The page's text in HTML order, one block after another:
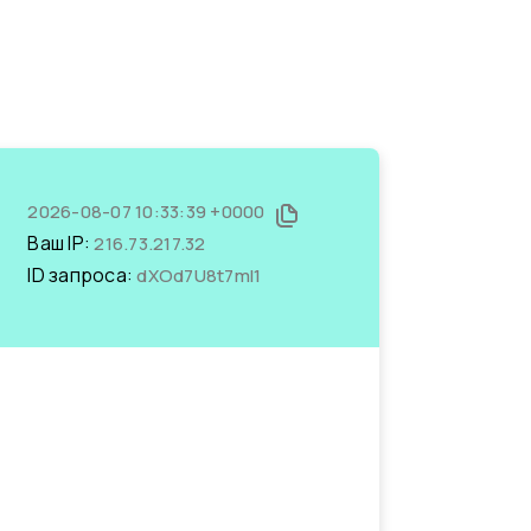
2026-08-07 10:33:39 +0000
Ваш IP:216.73.217.32
ID запроса:dXOd7U8t7mI1